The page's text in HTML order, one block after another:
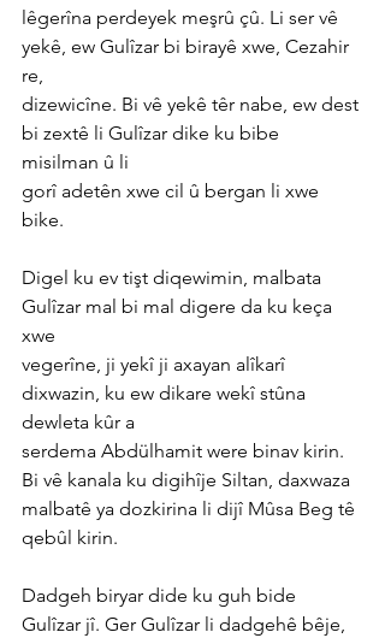
lêgerîna perdeyek meşrû çû. Li ser vê
yekê, ew Gulîzar bi birayê xwe, Cezahir
re,
dizewicîne. Bi vê yekê têr nabe, ew dest
bi zextê li Gulîzar dike ku bibe
misilman û li
gorî adetên xwe cil û bergan li xwe
bike.
Digel ku ev tişt diqewimin, malbata
Gulîzar mal bi mal digere da ku keça
xwe
vegerîne, ji yekî ji axayan alîkarî
dixwazin, ku ew dikare wekî stûna
dewleta kûr a
serdema Abdülhamit were binav kirin.
Bi vê kanala ku digihîje Siltan, daxwaza
malbatê ya dozkirina li dijî Mûsa Beg tê
qebûl kirin.
Dadgeh biryar dide ku guh bide
Gulîzar jî. Ger Gulîzar li dadgehê bêje,